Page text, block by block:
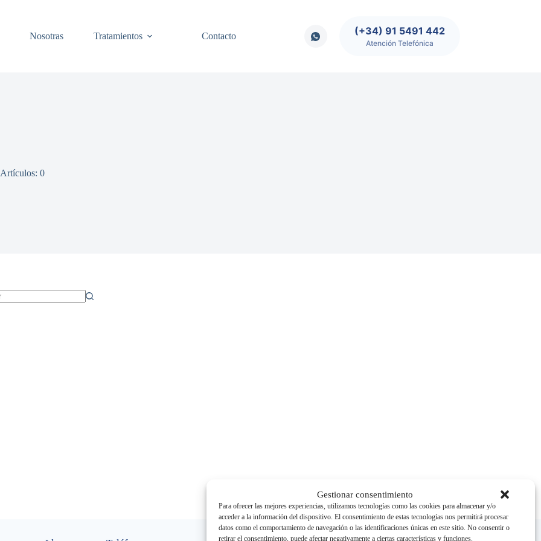
Gestionar consentimiento
Para ofrecer las mejores experiencias, utilizamos tecnologías como las cookies para almacenar y/o
acceder a la información del dispositivo. El consentimiento de estas tecnologías nos permitirá procesar
datos como el comportamiento de navegación o las identificaciones únicas en este sitio. No consentir o
retirar el consentimiento, puede afectar negativamente a ciertas características y funciones.
Nosotras Tratamientos Contacto (+34) 91 5491 442
Atención Telefónica
Artículos: 0